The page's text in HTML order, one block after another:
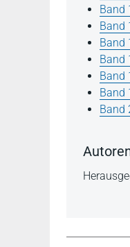
Band
Band
Band
Band
Band
Band
Band